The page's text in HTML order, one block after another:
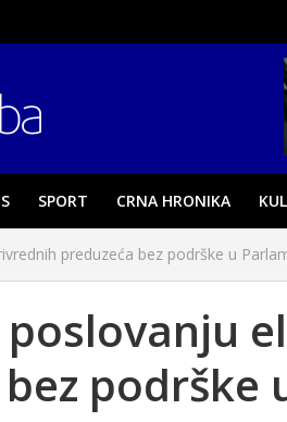
SPORT CRNA HRONIKA
preduzeća bez podrške u
poslovanju
podrške